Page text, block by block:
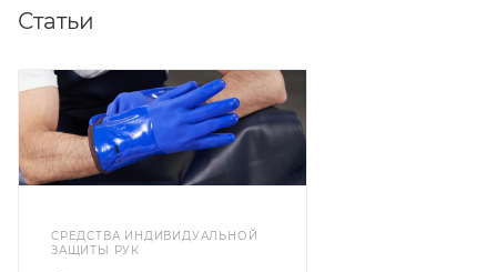
Статьи
СРЕДСТВА ИНДИВИДУАЛЬНОЙ
ЗАЩИТЫ РУК